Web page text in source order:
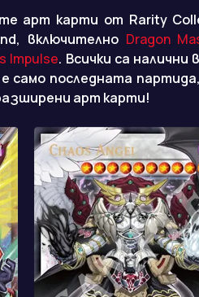
арт карти от Rarity
включително Dragon
Impulse. Всички са налични
само последната
арт карти!